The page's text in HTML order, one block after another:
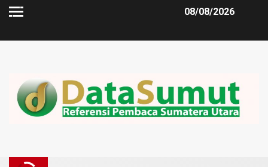
08/08/2026